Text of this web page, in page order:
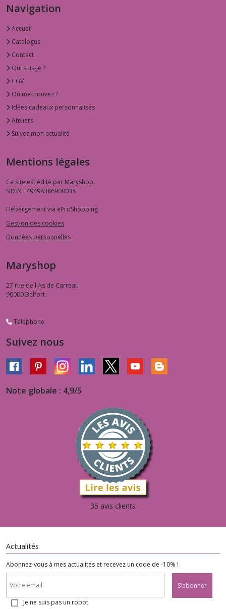
Navigation
Accueil
Catalogue
Contact
Qui suis-je ?
CGV
Où me trouvez ?
Idées cadeaux personnalisés
Ateliers
Suivez mon actualité
Mentions légales
Ce site est édité par Maryshop.
SIREN : 49498386900038
Hébergement via eProShopping
Gestion des cookies
Données personnelles
Maryshop
27 rue de l'As de Carreau
90000 Belfort
Téléphone
Suivez nous
Note globale : 4,9/5
35 avis clients
Actualités
Abonnez-vous à mes actualités et recevez un code de -10% !
S'abonner
Je ne suis pas un robot